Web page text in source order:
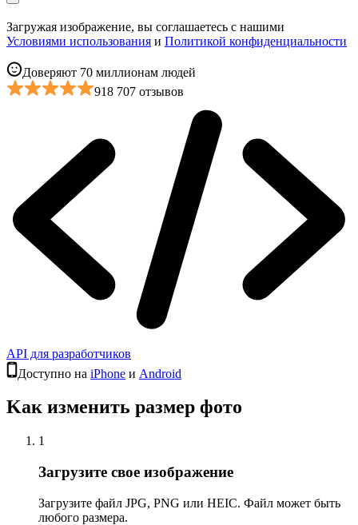
Загружая изображение, вы соглашаетесь с нашими
Условиями использования и Политикой конфиденциальности
Доверяют 70 миллионам людей
918 707 отзывов
API для разработчиков
Доступно на iPhone и Android
Kак изменить размер фото
1
Загрузите свое изображение
Загрузите файл JPG, PNG или HEIC. Файл может быть
любого размера.